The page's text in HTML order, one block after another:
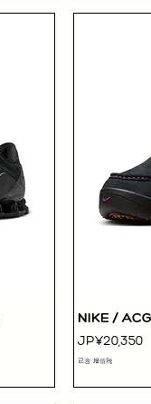
NIKE /
價格
JP¥20,350
已含 增值税